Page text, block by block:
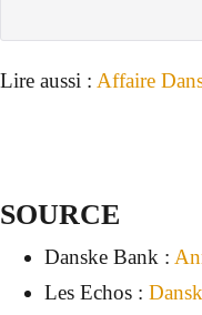
Lire aussi : Affaire
SOURCE
Danske Bank :
Les Echos :